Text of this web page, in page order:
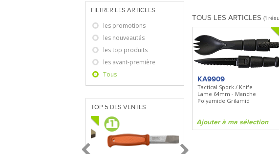
FILTRER LES ARTICLES
les promotions
les nouveautés
les top produits
les avant-première
Tous
TOP 5 DES VENTES
TOUS LES ARTICLES (1
KA9909
Tactical Spork / Knife
Lame 64mm - Manche
Polyamide Grilamid
Ajouter à ma sélection